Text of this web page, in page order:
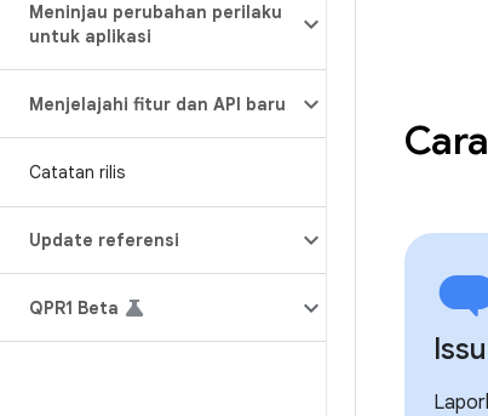
Meninjau perubahan perilaku
untuk aplikasi
Menjelajahi fitur dan API baru
Catatan rilis
Update referensi
QPR1 Beta